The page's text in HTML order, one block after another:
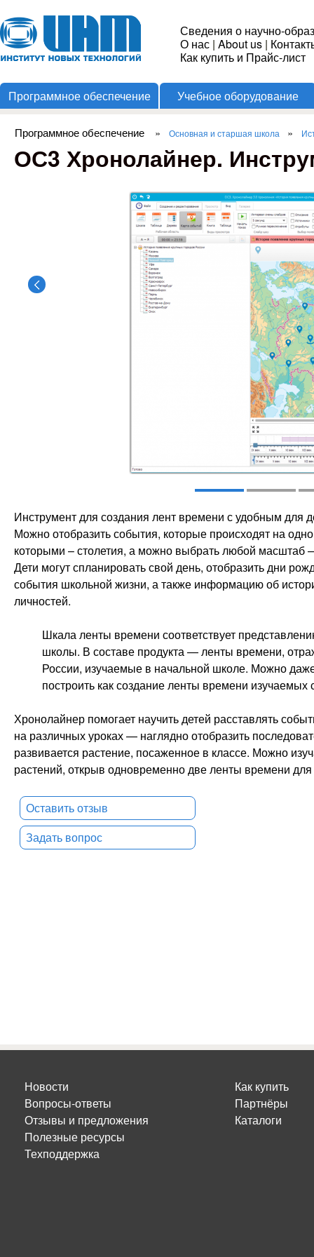
Институт
Новых
Технологий
Сведения о научно-
О нас | About us |
Как купить и Прайс-лист
Программное обеспечение Учебное оборудование
Вы здесь
Программное обеспечение » Основная и старшая школа »
ОС3 Хронолайнер.
Инструмент для создания лент времени с удобным для
Можно отобразить события, которые происходят на
которыми – столетия, а можно выбрать любой масштаб
Дети могут спланировать свой день, отобразить дни
события школьной жизни, а также информацию об
личностей.
Шкала ленты времени соответствует
школы. В составе продукта — ленты времени,
России, изучаемые в начальной школе. Можно
построить как создание ленты времени изучаемых
Хронолайнер помогает научить детей расставлять
на различных уроках — наглядно отобразить
развивается растение, посаженное в классе. Можно
растений, открыв одновременно две ленты времени для
Оставить отзыв
Задать вопрос
Новости
Вопросы-ответы
Отзывы и предложения
Полезные ресурсы
Техподдержка
Как купить
Партнёры
Каталоги